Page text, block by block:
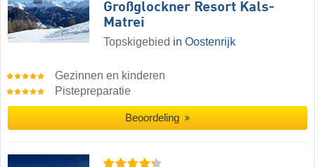
Großglockner Resort Kals-
Matrei
Topskigebied in Oostenrijk
Gezinnen en kinderen
Pistepreparatie
Beoordeling